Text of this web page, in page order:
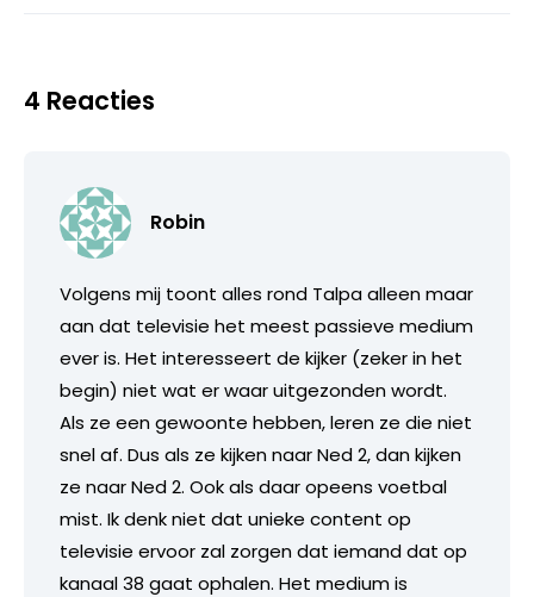
4 Reacties
Robin
Volgens mij toont alles rond Talpa alleen maar
aan dat televisie het meest passieve medium
ever is. Het interesseert de kijker (zeker in het
begin) niet wat er waar uitgezonden wordt.
Als ze een gewoonte hebben, leren ze die niet
snel af. Dus als ze kijken naar Ned 2, dan kijken
ze naar Ned 2. Ook als daar opeens voetbal
mist. Ik denk niet dat unieke content op
televisie ervoor zal zorgen dat iemand dat op
kanaal 38 gaat ophalen. Het medium is